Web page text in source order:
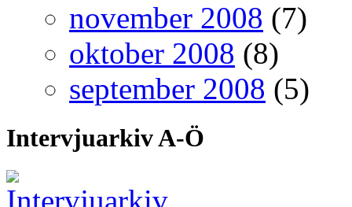
november 2008 (7)
oktober 2008 (8)
september 2008 (5)
Intervjuarkiv A-Ö